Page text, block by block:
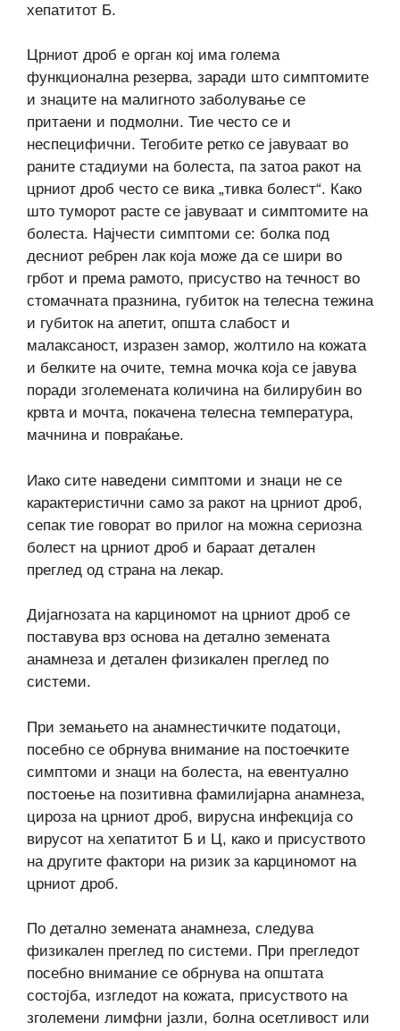
хепатитот Б.
Црниот дроб е орган кој има голема
функционална резерва, заради што симптомите
и знаците на малигното заболување се
притаени и подмолни. Тие често се и
неспецифични. Тегобите ретко се јавуваат во
раните стадиуми на болеста, па затоа ракот на
црниот дроб често се вика „тивка болест“. Како
што туморот расте се јавуваат и симптомите на
болеста. Најчести симптоми се: болка под
десниот ребрен лак која може да се шири во
грбот и према рамото, присуство на течност во
стомачната празнина, губиток на телесна тежина
и губиток на апетит, општа слабост и
малаксаност, изразен замор, жолтило на кожата
и белките на очите, темна мочка која се јавува
поради зголемената количина на билирубин во
крвта и мочта, покачена телесна температура,
мачнина и повраќање.
Иако сите наведени симптоми и знаци не се
карактеристични само за ракот на црниот дроб,
сепак тие говорат во прилог на можна сериозна
болест на црниот дроб и бараат детален
преглед од страна на лекар.
Дијагнозата на карциномот на црниот дроб се
поставува врз основа на детално земената
анамнеза и детален физикален преглед по
системи.
При земањето на анамнестичките податоци,
посебно се обрнува внимание на постоечките
симптоми и знаци на болеста, на евентуално
постоење на позитивна фамилијарна анамнеза,
цироза на црниот дроб, вирусна инфекција со
вирусот на хепатитот Б и Ц, како и присуството
на другите фактори на ризик за карциномот на
црниот дроб.
По детално земената анамнеза, следува
физикален преглед по системи. При прегледот
посебно внимание се обрнува на општата
состојба, изгледот на кожата, присуството на
зголемени лимфни јазли, болна осетливост или